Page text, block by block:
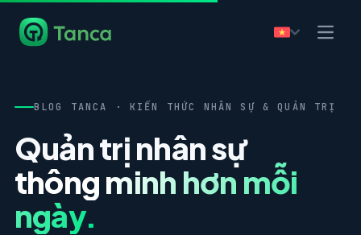
BLOG TANCA · KIẾN THỨC NHÂN SỰ & QUẢN TRỊ
Quản trị nhân sự
thông minh hơn mỗi
ngày.